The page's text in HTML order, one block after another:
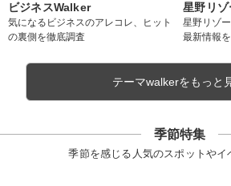
ビジネスWalker
気になるビジネスのアレコレ、ヒット
の裏側を徹底調査
星野リ
星野リゾ
最新情報
テーマwalkerをもっと
季節特集
季節を感じる人気のスポットやイ